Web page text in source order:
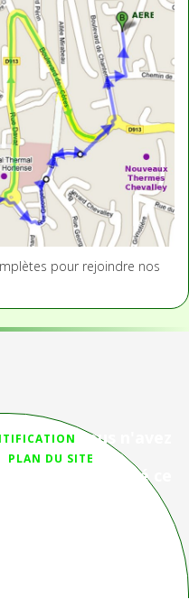
pour rejoindre nos
PLAN DU SITE
Vous n'avez
pas
trouvé ce